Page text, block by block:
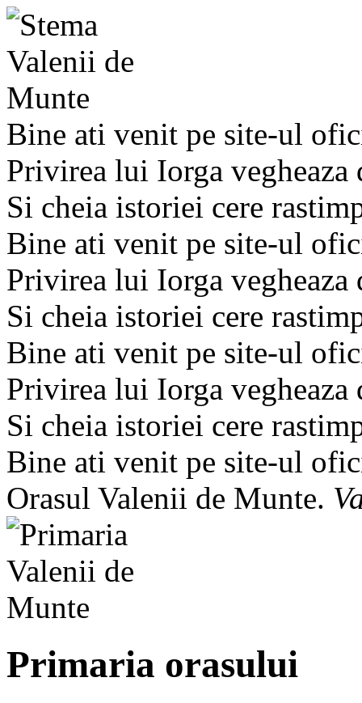
Bine ati venit pe site-ul
Privirea lui Iorga
Si cheia istoriei cere
Bine ati venit pe site-ul
Privirea lui Iorga
Si cheia istoriei cere
Bine ati venit pe site-ul
Privirea lui Iorga
Si cheia istoriei cere
Bine ati venit pe site-ul
Orasul Valenii de Munte.
Primaria orasului